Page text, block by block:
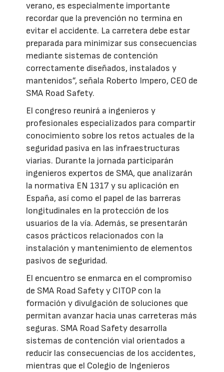
verano, es especialmente importante
recordar que la prevención no termina en
evitar el accidente. La carretera debe estar
preparada para minimizar sus consecuencias
mediante sistemas de contención
correctamente diseñados, instalados y
mantenidos”, señala Roberto Impero, CEO de
SMA Road Safety.
El congreso reunirá a ingenieros y
profesionales especializados para compartir
conocimiento sobre los retos actuales de la
seguridad pasiva en las infraestructuras
viarias. Durante la jornada participarán
ingenieros expertos de SMA, que analizarán
la normativa EN 1317 y su aplicación en
España, así como el papel de las barreras
longitudinales en la protección de los
usuarios de la vía. Además, se presentarán
casos prácticos relacionados con la
instalación y mantenimiento de elementos
pasivos de seguridad.
El encuentro se enmarca en el compromiso
de SMA Road Safety y CITOP con la
formación y divulgación de soluciones que
permitan avanzar hacia unas carreteras más
seguras. SMA Road Safety desarrolla
sistemas de contención vial orientados a
reducir las consecuencias de los accidentes,
mientras que el Colegio de Ingenieros